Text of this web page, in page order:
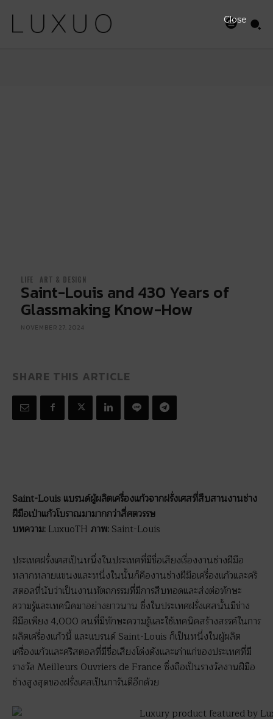
LIFE ART & DESIGN
Saint-Louis and 430 Years of
Glassmaking Know-How
NOVEMBER 27, 2024
SHARE THIS ARTICLE
Saint-Louis แบรนด์ผู้ผลิตเครื่องแก้วจากฝรั่งเศสที่สืบสานงานช่าง
ฝีมือเป่าแก้วโบราณมามากกว่าสี่ศตวรรษ
บทความ: LuxuoTH ภาพ: Saint-Louis
ประเทศฝรั่งเศสเป็นหนึ่งในประเทศที่มีชื่อเสียงเรื่องงานช่างฝีมือ
หลากหลายแขนงและหนึ่งในนั้นก็คืองานช่างฝีมือเครื่องแก้วและคริ
สตอลที่นับว่าเป็นงานหัตถกรรมที่มีการสืบทอดและส่งต่อทักษะ
ความรู้และเทคนิคมาอย่างยาวนาน ซึ่งในประเทศฝรั่งเศสนั้นมีช่าง
ฝีมือเพียง 4,000 คนที่มีทักษะความรู้และใช้เทคนิคสร้างสรรค์ในการ
ผลิตเครื่องแก้วนี้ และแบรนด์ Saint-Louis ก็เป็นหนึ่งในผู้ผลิต
เครื่องแก้วและคริสตอลที่มีชื่อเสียงโด่งดังและเก่าแก่ของประเทศที่มี
รางวัล Meilleurs Ouvriers de France ซึ่งถือเป็นรางวัลงานฝีมือ
ช่างสูงสุดของฝรั่งเศสเป็นการันตีอีกด้วย
Close